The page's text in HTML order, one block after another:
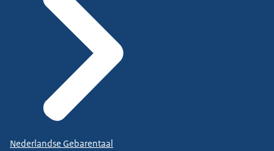
Nederlandse Gebarentaal